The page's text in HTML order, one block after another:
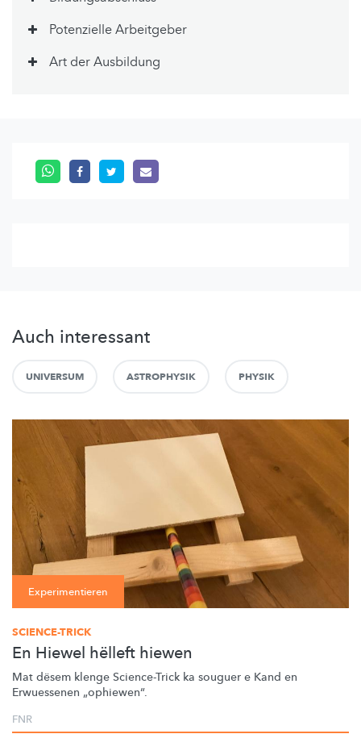
Potenzielle Arbeitgeber
Art der Ausbildung
Auch interessant
UNIVERSUM ASTROPHYSIK PHYSIK
Experimentieren
SCIENCE-TRICK
En Hiewel hëlleft hiewen
Mat dësem klenge Science-Trick ka souguer e Kand en
Erwuessenen „ophiewen“.
FNR